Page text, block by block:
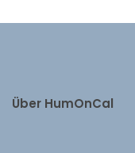
Über HumOnCal